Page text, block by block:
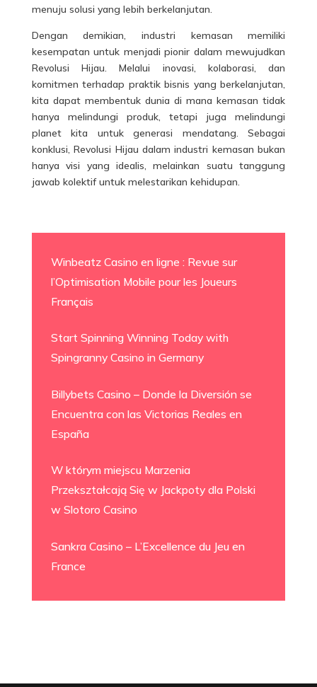
menuju solusi yang lebih berkelanjutan.
Dengan demikian, industri kemasan memiliki
kesempatan untuk menjadi pionir dalam mewujudkan
Revolusi Hijau. Melalui inovasi, kolaborasi, dan
komitmen terhadap praktik bisnis yang berkelanjutan,
kita dapat membentuk dunia di mana kemasan tidak
hanya melindungi produk, tetapi juga melindungi
planet kita untuk generasi mendatang. Sebagai
konklusi, Revolusi Hijau dalam industri kemasan bukan
hanya visi yang idealis, melainkan suatu tanggung
jawab kolektif untuk melestarikan kehidupan.
Winbeatz Casino en ligne : Revue sur
l’Optimisation Mobile pour les Joueurs
Français
Start Spinning Winning Today with
Spingranny Casino in Germany
Billybets Casino – Donde la Diversión se
Encuentra con las Victorias Reales en
España
W którym miejscu Marzenia
Przekształcają Się w Jackpoty dla Polski
w Slotoro Casino
Sankra Casino – L’Excellence du Jeu en
France